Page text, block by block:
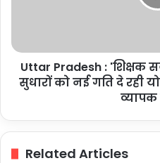
साथ
शिक्षा
सुधारों
Uttar Pradesh : 'शिक्षक
सुधारों को नई गति दे रही
व्यापक
Related Articles